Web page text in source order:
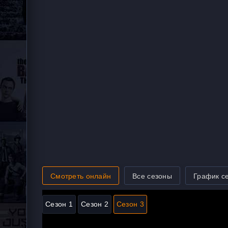
Смотреть онлайн Все сезоны График
Сезон 1 Сезон 2 Сезон 3